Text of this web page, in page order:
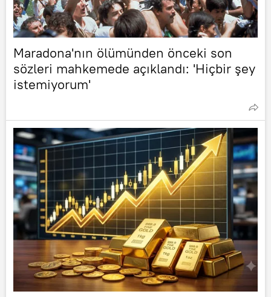
Maradona'nın ölümünden önceki son
sözleri mahkemede açıklandı: 'Hiçbir şey
istemiyorum'